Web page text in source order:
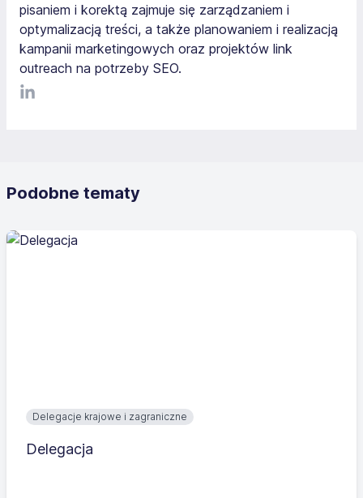
pisaniem i korektą zajmuje się zarządzaniem i
optymalizacją treści, a także planowaniem i realizacją
kampanii marketingowych oraz projektów link
outreach na potrzeby SEO.
LinkediIn
Podobne tematy
Delegacje krajowe i zagraniczne
Delegacja